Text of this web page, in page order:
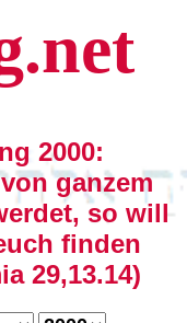
2000:
ganzem
so will
finden
29,13.14)